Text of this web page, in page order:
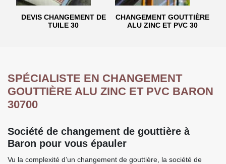
DEVIS CHANGEMENT DE
TUILE 30
CHANGEMENT GOUTTIÈRE
ALU ZINC ET PVC 30
SPÉCIALISTE EN CHANGEMENT
GOUTTIÈRE ALU ZINC ET PVC BARON
30700
Société de changement de gouttière à
Baron pour vous épauler
Vu la complexité d’un changement de gouttière, la société de